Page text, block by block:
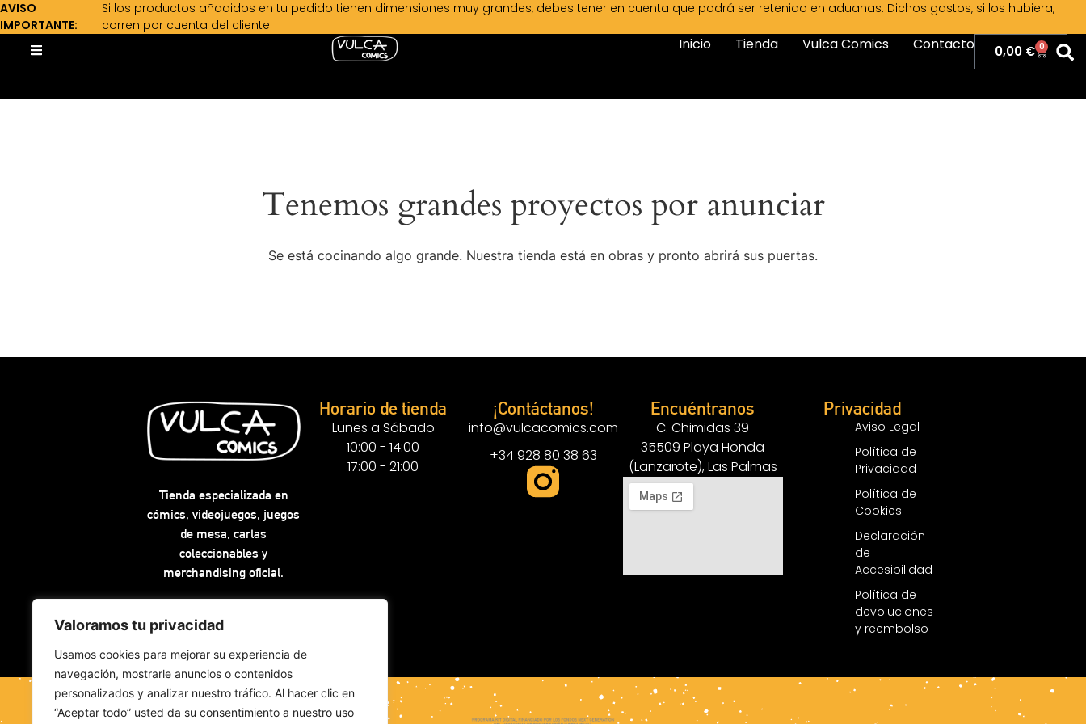
Valoramos tu privacidad
Usamos cookies para mejorar su experiencia de
navegación, mostrarle anuncios o contenidos
personalizados y analizar nuestro tráfico. Al hacer clic en
“Aceptar todo” usted da su consentimiento a nuestro uso
AVISO
IMPORTANTE:
Si los productos añadidos en tu pedido tienen dimensiones muy grandes, debes tener en cuenta que podrá ser retenido en aduanas. Dichos gastos, si los hubiera,
corren por cuenta del cliente.
Inicio Tienda Vulca Comics Contacto 0,00 € 0
Tenemos grandes proyectos por anunciar
Se está cocinando algo grande. Nuestra tienda está en obras y pronto abrirá sus puertas.
Tienda especializada en
cómics, videojuegos, juegos
de mesa, cartas
coleccionables y
merchandising oficial.
Horario de tienda
Lunes a Sábado
10:00 - 14:00
17:00 - 21:00
¡Contáctanos!
info@vulcacomics.com
+34 928 80 38 63
Encuéntranos
C. Chimidas 39
35509 Playa Honda
(Lanzarote), Las Palmas
Privacidad
Aviso Legal
Política de
Privacidad
Política de
Cookies
Declaración
de
Accesibilidad
Política de
devoluciones
y reembolso